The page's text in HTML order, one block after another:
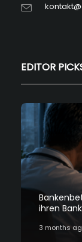
EDITOR
ihren
3 months